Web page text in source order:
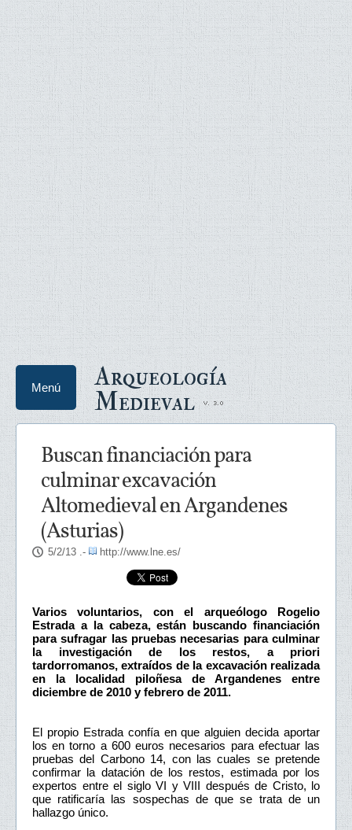
Arqueología
Medieval
Menú
Buscan financiación para
culminar excavación
Altomedieval en Argandenes
(Asturias)
5/2/13 .- http://www.lne.es/
Varios voluntarios, con el arqueólogo Rogelio
Estrada a la cabeza, están buscando financiación
para sufragar las pruebas necesarias para culminar
la investigación de los restos, a priori
tardorromanos, extraídos de la excavación realizada
en la localidad piloñesa de Argandenes entre
diciembre de 2010 y febrero de 2011.
El propio Estrada confía en que alguien decida aportar
los en torno a 600 euros necesarios para efectuar las
pruebas del Carbono 14, con las cuales se pretende
confirmar la datación de los restos, estimada por los
expertos entre el siglo VI y VIII después de Cristo, lo
que ratificaría las sospechas de que se trata de un
hallazgo único.